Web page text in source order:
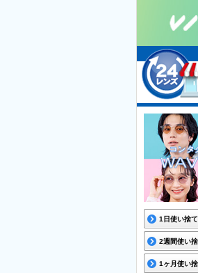
1日使い捨
2週間使い
1ヶ月使い